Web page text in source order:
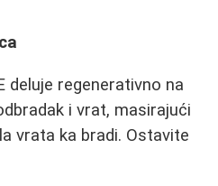
deluje regenerativno na
i vrat, masirajući
vrata ka bradi. Ostavite